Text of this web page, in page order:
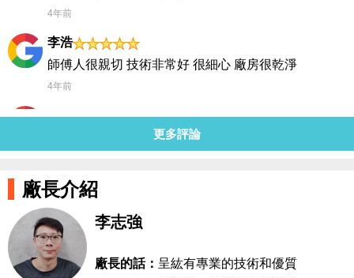
4年前
李浩
師傅人很親切 技術非常好 很細心 廠房很乾淨
4年前
1
4年前
Fang Chih - Yao
4年前
更多評論
廠長介紹
李志強
廠長的話： 呈紘有專業的技術和優質